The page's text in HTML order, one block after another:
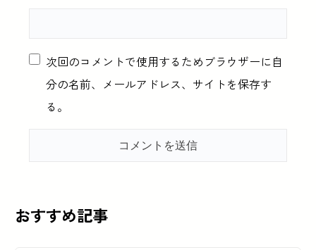
次回のコメントで使用するためブラウザーに自
分の名前、メールアドレス、サイトを保存す
る。
おすすめ記事